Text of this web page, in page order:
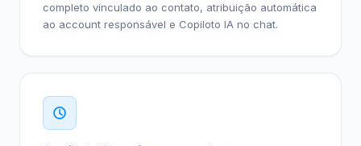
completo vinculado ao contato, atribuição automática
ao account responsável e Copiloto IA no chat.